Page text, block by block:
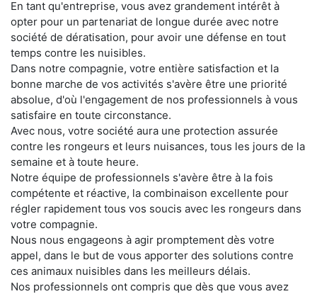
En tant qu'entreprise, vous avez grandement intérêt à
opter pour un partenariat de longue durée avec notre
société de dératisation, pour avoir une défense en tout
temps contre les nuisibles.
Dans notre compagnie, votre entière satisfaction et la
bonne marche de vos activités s'avère être une priorité
absolue, d'où l'engagement de nos professionnels à vous
satisfaire en toute circonstance.
Avec nous, votre société aura une protection assurée
contre les rongeurs et leurs nuisances, tous les jours de la
semaine et à toute heure.
Notre équipe de professionnels s'avère être à la fois
compétente et réactive, la combinaison excellente pour
régler rapidement tous vos soucis avec les rongeurs dans
votre compagnie.
Nous nous engageons à agir promptement dès votre
appel, dans le but de vous apporter des solutions contre
ces animaux nuisibles dans les meilleurs délais.
Nos professionnels ont compris que dès que vous avez